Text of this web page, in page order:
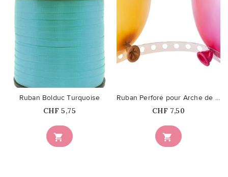
favorite_border

Ruban Bolduc Turquoise
Prix
CHF 5,75
favorite_border

Ruban Perforé pour Arche de Ballons
Prix
CHF 7,50